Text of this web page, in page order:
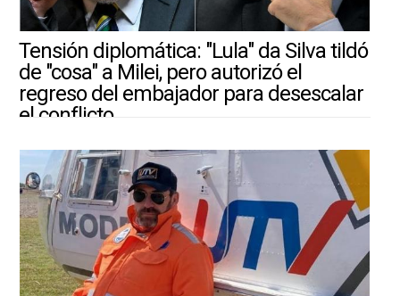
Tensión diplomática: "Lula" da Silva tildó
de "cosa" a Milei, pero autorizó el
regreso del embajador para desescalar
el conflicto